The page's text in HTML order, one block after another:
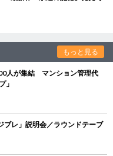
もっと見る
人が集結 マンション管理代
」
レ」説明会／ラウンドテーブ